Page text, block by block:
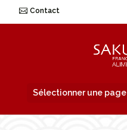
Contact
Sélectionner une page